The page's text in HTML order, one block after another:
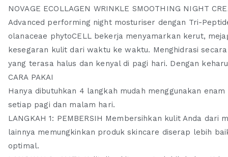
NOVAGE ECOLLAGEN WRINKLE SMOOTHING NIGHT
Advanced performing night mosturiser dengan Tri-
olanaceae phytoCELL bekerja menyamarkan kerut,
kesegaran kulit dari waktu ke waktu. Menghidrasi
yang terasa halus dan kenyal di pagi hari. Dengan
CARA PAKAI
Hanya dibutuhkan 4 langkah mudah menggunakan
setiap pagi dan malam hari.
LANGKAH 1: PEMBERSIH Membersihkan kulit Anda
lainnya memungkinkan produk skincare diserap lebih
optimal.